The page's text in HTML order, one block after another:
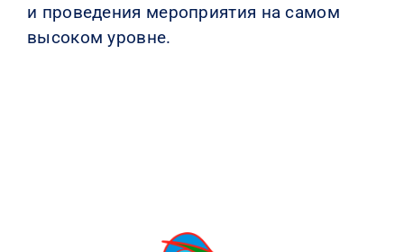
и проведения мероприятия на самом
высоком уровне.